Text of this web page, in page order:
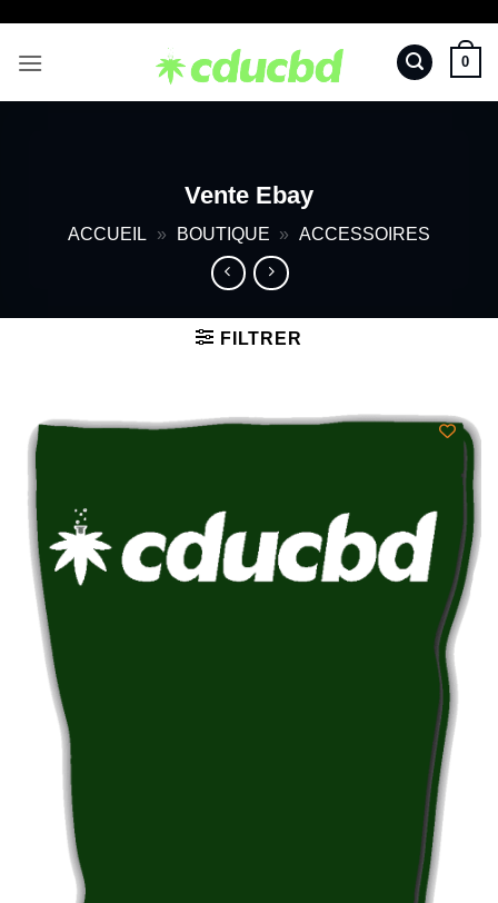
contenu
0
Vente Ebay
ACCUEIL » BOUTIQUE » ACCESSOIRES
FILTRER